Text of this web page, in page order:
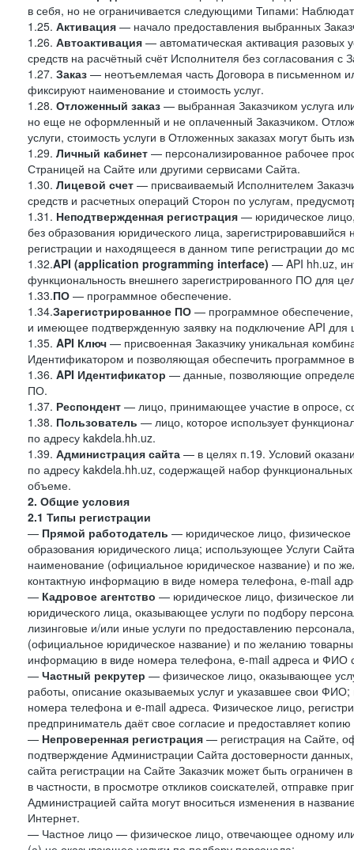
в себя, но не ограничивается следующими Типами:
1.25. Активация — начало предоставления выбранных
1.26. Автоактивация — автоматическая активация разовых
средств на расчётный счёт Исполнителя без согласования с
1.27. Заказ — неотъемлемая часть Договора в письменном
фиксируют наименование и стоимость услуг.
1.28. Отложенный заказ — выбранная Заказчиком услуга
но еще не оформленный и не оплаченный Заказчиком.
услуги, стоимость услуги в Отложенных заказах могут
1.29. Личный кабинет — персонализированное рабочее
Страницей на Сайте или другими сервисами Сайта.
1.30. Лицевой счет — присваиваемый Исполнителем
средств и расчетных операций Сторон по услугам,
1.31. Неподтвержденная регистрация — юридическое
без образования юридического лица,
регистрации и находящееся в данном типе регистрации до
1.32.API (application programming interface) — API hh.uz,
функциональность внешнего зарегистрированного ПО для
1.33.ПО — программное обеспечение.
1.34.Зарегистрированное ПО — программное
и имеющее подтвержденную заявку на подключение АPI для
1.35. API Ключ — присвоенная Заказчику уникальная
Идентификатором и позволяющая обеспечить программное
1.36. API Идентификатор — данные, позволяющие
ПО.
1.37. Респондент — лицо, принимающее участие в опросе,
1.38. Пользователь — лицо, которое использует
по адресу kakdela.hh.uz.
1.39. Администрация сайта — в целях п.19. Условий
по адресу kakdela.hh.uz, содержащей набор
объеме.
2. Общие условия
2.1 Типы регистрации
— Прямой работодатель — юридическое лицо,
образования юридического лица; использующее Услуги
наименование (официальное юридическое название) и по
контактную информацию в виде номера телефона, e-mail
— Кадровое агентство — юридическое лицо, физическое
юридического лица, оказывающее услуги по подбору
лизинговые и/или иные услуги по предоставлению
(официальное юридическое название) и по желанию
информацию в виде номера телефона, e-mail адреса и ФИО
— Частный рекрутер — физическое лицо, оказывающее
работы, описание оказываемых услуг и указавшее свои
номера телефона и e-mail адреса. Физическое лицо,
предприниматель даёт свое согласие и предоставляет
— Непроверенная регистрация — регистрация на Сайте,
подтверждение Администрации Сайта достоверности
сайта регистрации на Сайте Заказчик может быть
в частности, в просмотре откликов соискателей, отправке
Администрацией сайта могут вноситься изменения в
Интернет.
— Частное лицо — физическое лицо, отвечающее одному